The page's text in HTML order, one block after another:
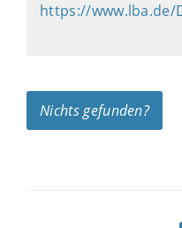
https://www.lba.de/
Nichts gefunden?